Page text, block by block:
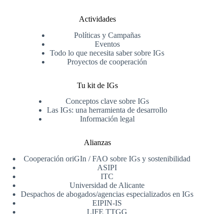
Actividades
Políticas y Campañas
Eventos
Todo lo que necesita saber sobre IGs
Proyectos de cooperación
Tu kit de IGs
Conceptos clave sobre IGs
Las IGs: una herramienta de desarrollo
Información legal
Alianzas
Cooperación oriGIn / FAO sobre IGs y sostenibilidad
ASIPI
ITC
Universidad de Alicante
Despachos de abogados/agencias especializados en IGs
EIPIN-IS
LIFE TTGG